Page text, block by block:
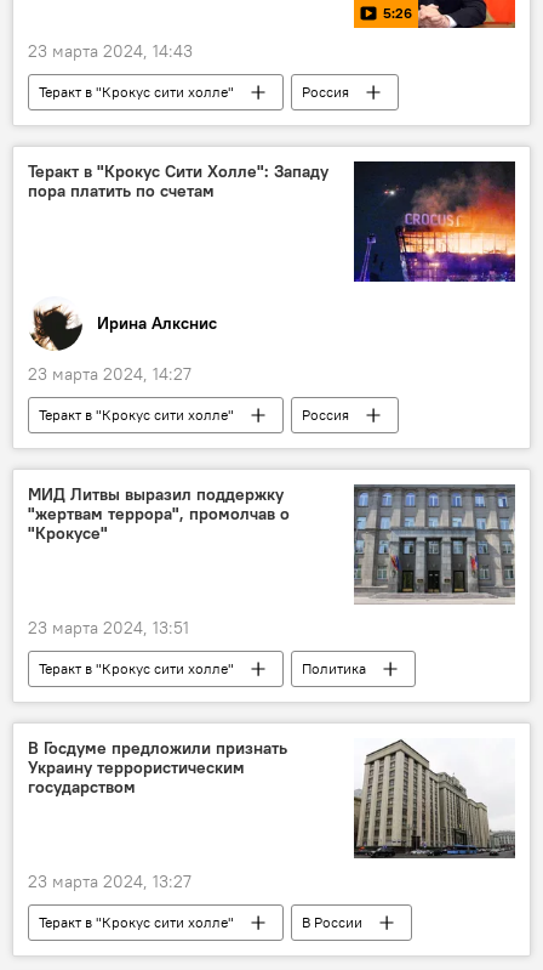
5:26
23 марта 2024, 14:43
Теракт в "Крокус сити холле"
Россия
теракт
Владимир Путин
Теракт в "Крокус Сити Холле": Западу
пора платить по счетам
Ирина Алкснис
23 марта 2024, 14:27
Теракт в "Крокус сити холле"
Россия
В России
теракт
Происшествия
Общество
МИД Литвы выразил поддержку
"жертвам террора", промолчав о
"Крокусе"
23 марта 2024, 13:51
Теракт в "Крокус сити холле"
Политика
Литва
Россия
МИД Литвы
теракт
В Госдуме предложили признать
Украину террористическим
государством
23 марта 2024, 13:27
Теракт в "Крокус сити холле"
В России
Россия
теракт
Украина